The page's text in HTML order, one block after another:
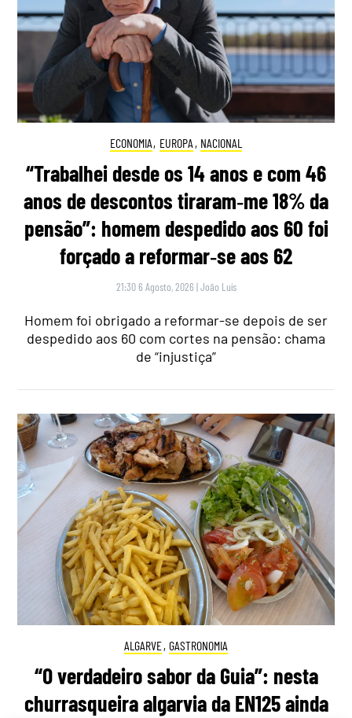
ECONOMIA, EUROPA , NACIONAL
“Trabalhei desde os 14 anos e com 46
anos de descontos tiraram‑me 18% da
pensão”: homem despedido aos 60 foi
forçado a reformar‑se aos 62
21:30 6 Agosto, 2026 |João Luís
Homem foi obrigado a reformar-se depois de ser
despedido aos 60 com cortes na pensão: chama
de “injustiça”
ALGARVE, GASTRONOMIA
“O verdadeiro sabor da Guia”: nesta
churrasqueira algarvia da EN125 ainda